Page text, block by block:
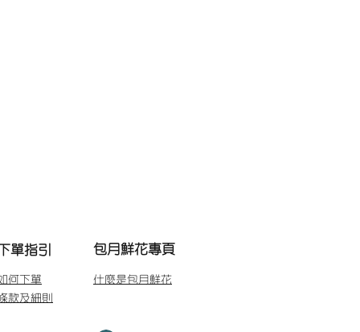
單指引 包月鮮花專頁
何下單
款及細則
什麼是包月鮮花